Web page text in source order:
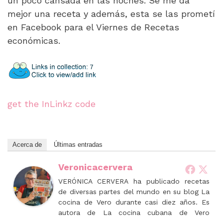
mejor una receta y además, esta se las prometí
en Facebook para el Viernes de Recetas
económicas.
get the InLinkz code
Acerca de Últimas entradas
Veronicacervera
VERÓNICA CERVERA ha publicado recetas
de diversas partes del mundo en su blog La
cocina de Vero durante casi diez años. Es
autora de La cocina cubana de Vero